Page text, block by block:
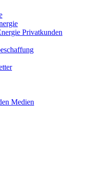
Privatkunden
Medien